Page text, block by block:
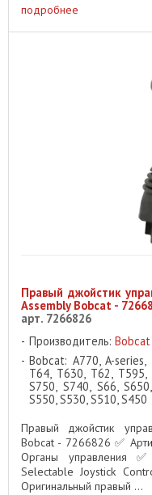
подробнее
Правый джойстик
Assembly Bobcat -
арт. 7266826
Производитель: Bobcat
Bobcat: A770, A-
T64, T630, T62, T595,
S750, S740, S66,
S550, S530, S510, S450
Правый джойстик
Bobcat - 7266826 ✅
Органы управления
Selectable Joystick
Оригинальный правый ...